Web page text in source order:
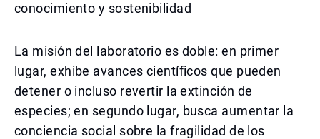
conocimiento y sostenibilidad
La misión del laboratorio es doble: en primer
lugar, exhibe avances científicos que pueden
detener o incluso revertir la extinción de
especies; en segundo lugar, busca aumentar la
conciencia social sobre la fragilidad de los